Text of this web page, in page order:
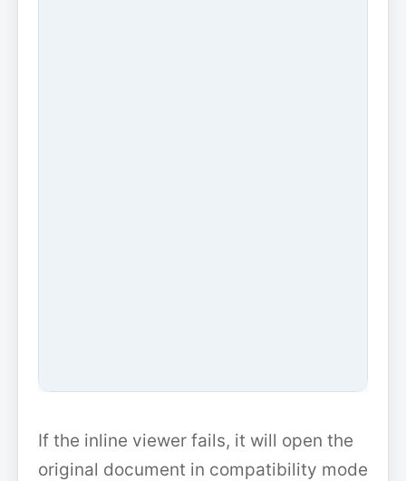
If the inline viewer fails, it will open the
original document in compatibility mode